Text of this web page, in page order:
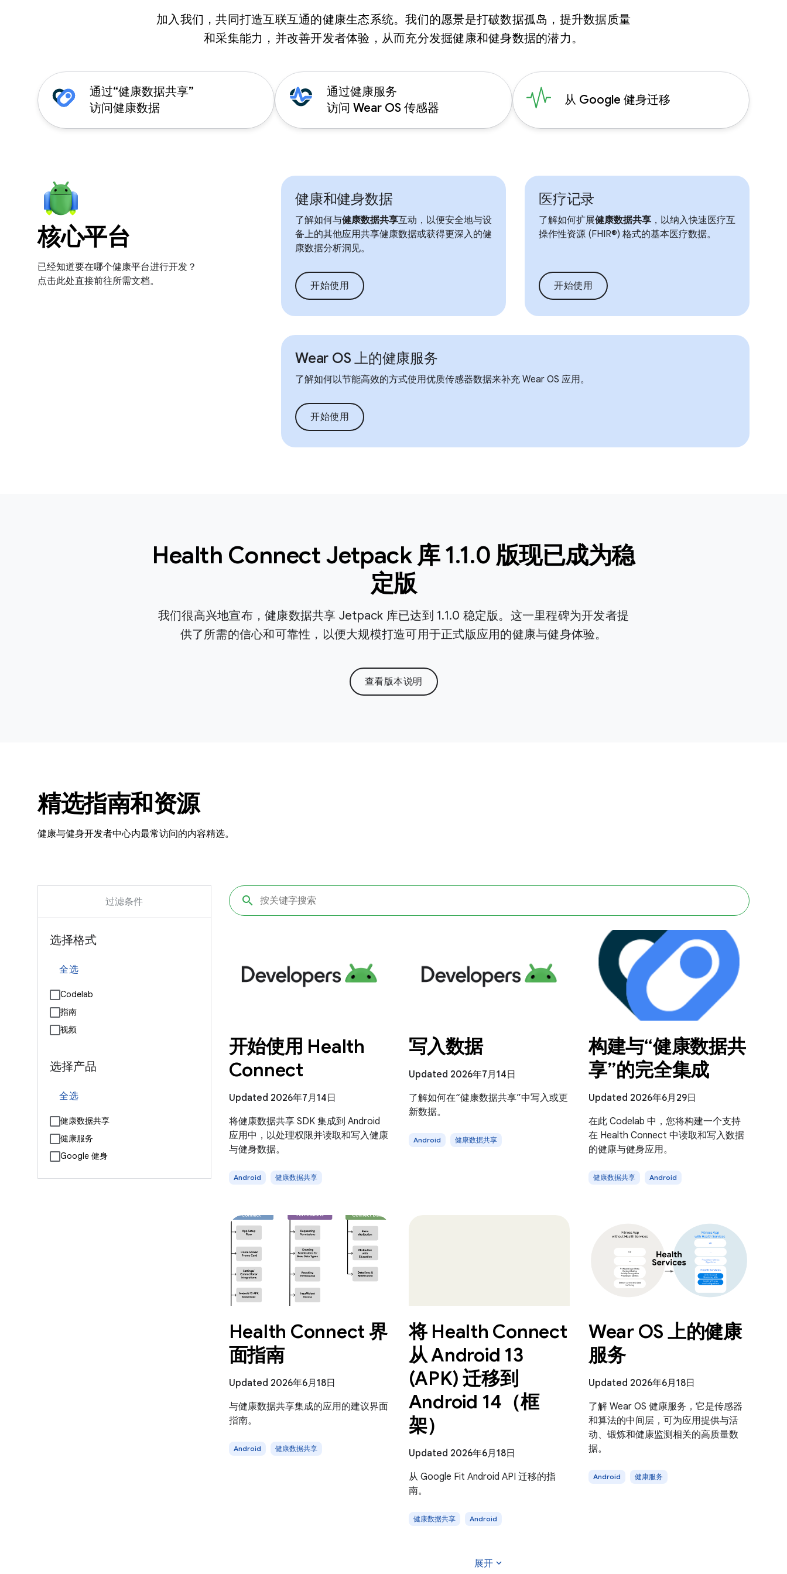
加入我们，共同打造互联互通的健康生态系统。我们的愿景是打破数据孤岛，提升数据质量
和采集能力，并改善开发者体验，从而充分发掘健康和健身数据的潜力。
通过“健康数据共享”
访问健康数据
通过健康服务
访问 Wear OS 传感器
从 Google 健身迁移
核心平台
已经知道要在哪个健康平台进行开发？
点击此处直接前往所需文档。
健康和健身数据
了解如何与健康数据共享互动，以便安全地与设
备上的其他应用共享健康数据或获得更深入的健
康数据分析洞见。
开始使用
医疗记录
了解如何扩展健康数据共享 ，以纳入快速医疗互
操作性资源 (FHIR®) 格式的基本医疗数据。
开始使用
Wear OS 上的健康服务
了解如何以节能高效的方式使用优质传感器数据来补充 Wear OS 应用。
开始使用
Health Connect Jetpack 库 1.1.0 版现已成为稳
定版
我们很高兴地宣布，健康数据共享 Jetpack 库已达到 1.1.0 稳定版。这一里程碑为开发者提
供了所需的信心和可靠性，以便大规模打造可用于正式版应用的健康与健身体验。
查看版本说明
精选指南和资源
健康与健身开发者中心内最常访问的内容精选。
过滤条件
选择格式
全选
Codelab
指南
视频
选择产品
全选
健康数据共享
健康服务
Google 健身
开始使用 Health
Connect
Updated 2026年7月14日
将健康数据共享 SDK 集成到 Android
应用中，以处理权限并读取和写入健康
与健身数据。
Android 健康数据共享
写入数据
Updated 2026年7月14日
了解如何在“健康数据共享”中写入或更
新数据。
Android 健康数据共享
构建与“健康数据共
享”的完全集成
Updated 2026年6月29日
在此 Codelab 中，您将构建一个支持
在 Health Connect 中读取和写入数据
的健康与健身应用。
健康数据共享 Android
Health Connect 界
面指南
Updated 2026年6月18日
与健康数据共享集成的应用的建议界面
指南。
Android 健康数据共享
将 Health Connect
从 Android 13
(APK) 迁移到
Android 14（框
架）
Updated 2026年6月18日
从 Google Fit Android API 迁移的指
南。
健康数据共享 Android
Wear OS 上的健康
服务
Updated 2026年6月18日
了解 Wear OS 健康服务，它是传感器
和算法的中间层，可为应用提供与活
动、锻炼和健康监测相关的高质量数
据。
Android 健康服务
展开 expand_more